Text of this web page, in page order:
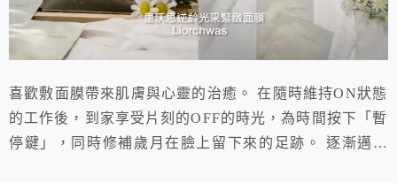
喜歡敷面膜帶來肌膚與心靈的治癒。 在隨時維持ON狀態
的工作後，到家享受片刻的OFF的時光，為時間按下「暫
停鍵」，同時修補歲月在臉上留下來的足跡。 逐漸邁向